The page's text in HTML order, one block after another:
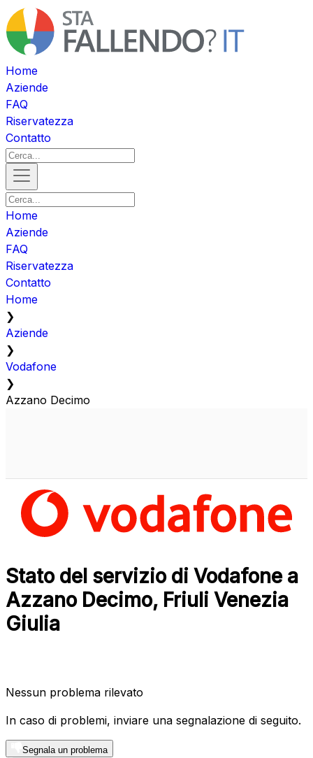
Home
Aziende
FAQ
Riservatezza
Contatto
Home
Aziende
FAQ
Riservatezza
Contatto
Home
❯
Aziende
❯
Vodafone
❯
Azzano Decimo
Stato del servizio di Vodafone a
Azzano Decimo, Friuli Venezia
Giulia
Nessun problema rilevato
In caso di problemi, inviare una segnalazione di seguito.
Segnala un problema